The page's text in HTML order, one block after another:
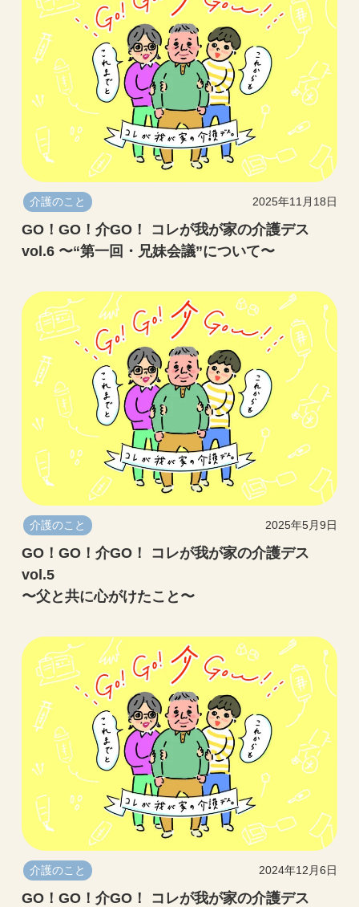
介護のこと 2025年11月18日
GO！GO！介GO！ コレが我が家の介護デス
vol.6 〜“第一回・兄妹会議”について〜
介護のこと 2025年5月9日
GO！GO！介GO！ コレが我が家の介護デス
vol.5
〜父と共に心がけたこと〜
介護のこと 2024年12月6日
GO！GO！介GO！ コレが我が家の介護デス